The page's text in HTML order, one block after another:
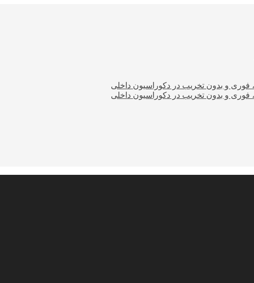
فوری و بدون تخریب در دکوراسیون داخلی
فوری و بدون تخریب در دکوراسیون داخلی